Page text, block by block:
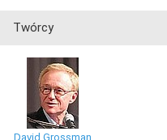
Twórcy
David Grossman